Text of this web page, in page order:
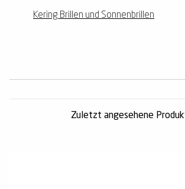
Kering Brillen und Sonnenbrillen
Zuletzt angesehene